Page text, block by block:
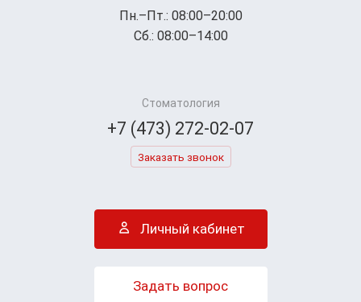
Пн.–Пт.: 08:00–20:00
Сб.: 08:00–14:00
Стоматология
+7 (473) 272-02-07
Заказать звонок
Личный кабинет
Задать вопрос